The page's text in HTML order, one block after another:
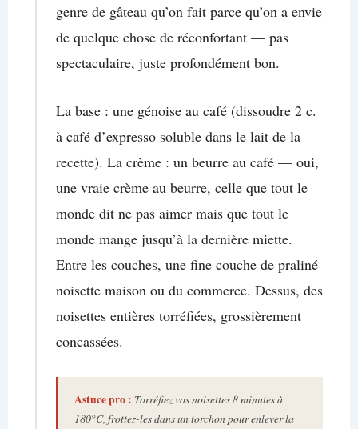
genre de gâteau qu’on fait parce qu’on a envie
de quelque chose de réconfortant — pas
spectaculaire, juste profondément bon.
La base : une génoise au café (dissoudre 2 c.
à café d’expresso soluble dans le lait de la
recette). La crème : un beurre au café — oui,
une vraie crème au beurre, celle que tout le
monde dit ne pas aimer mais que tout le
monde mange jusqu’à la dernière miette.
Entre les couches, une fine couche de praliné
noisette maison ou du commerce. Dessus, des
noisettes entières torréfiées, grossièrement
concassées.
Astuce pro : Torréfiez vos noisettes 8 minutes à
180°C, frottez-les dans un torchon pour enlever la